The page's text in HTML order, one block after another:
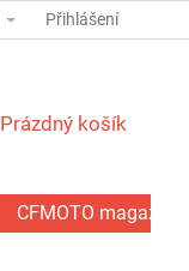
SERVIS - OPRAVY
Přihlášení
NÁKUPNÍ
Prázdný košík
CFMOTO magazín